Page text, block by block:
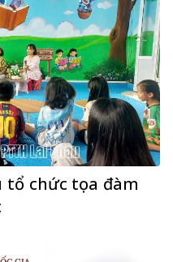
tổ chức tọa đàm